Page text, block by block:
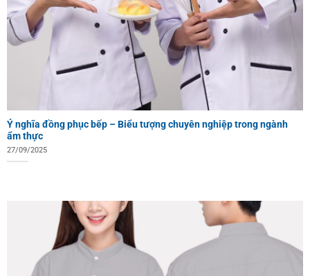
Ý nghĩa đồng phục bếp – Biểu tượng chuyên nghiệp trong ngành
ẩm thực
27/09/2025